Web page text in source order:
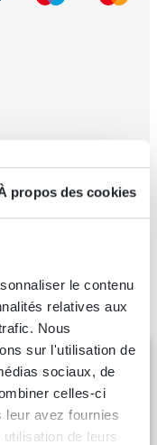
propos des cookies
le contenu
relatives aux
Nous
sur l'utilisation de
sociaux, de
celles-ci
leur avez fournies
de leurs
lavabo -
- push 2 open -
Chêne pur